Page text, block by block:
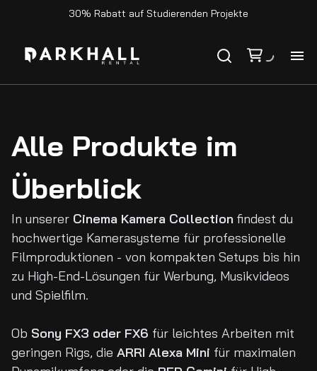
30% Rabatt auf Studierenden Projekte
Alle Produkte im
Überblick
In unserer Cinema Kamera Collection findest du
hochwertige Kamerasysteme für professionelle
Filmproduktionen - von kompakten Setups bis hin
zu High-End-Lösungen für Werbung, Musikvideos
und Spielfilm.
Ob Sony FX3 oder FX6 für leichtes Arbeiten mit
geringen Rigs, die ARRI Alexa Mini für maximalen